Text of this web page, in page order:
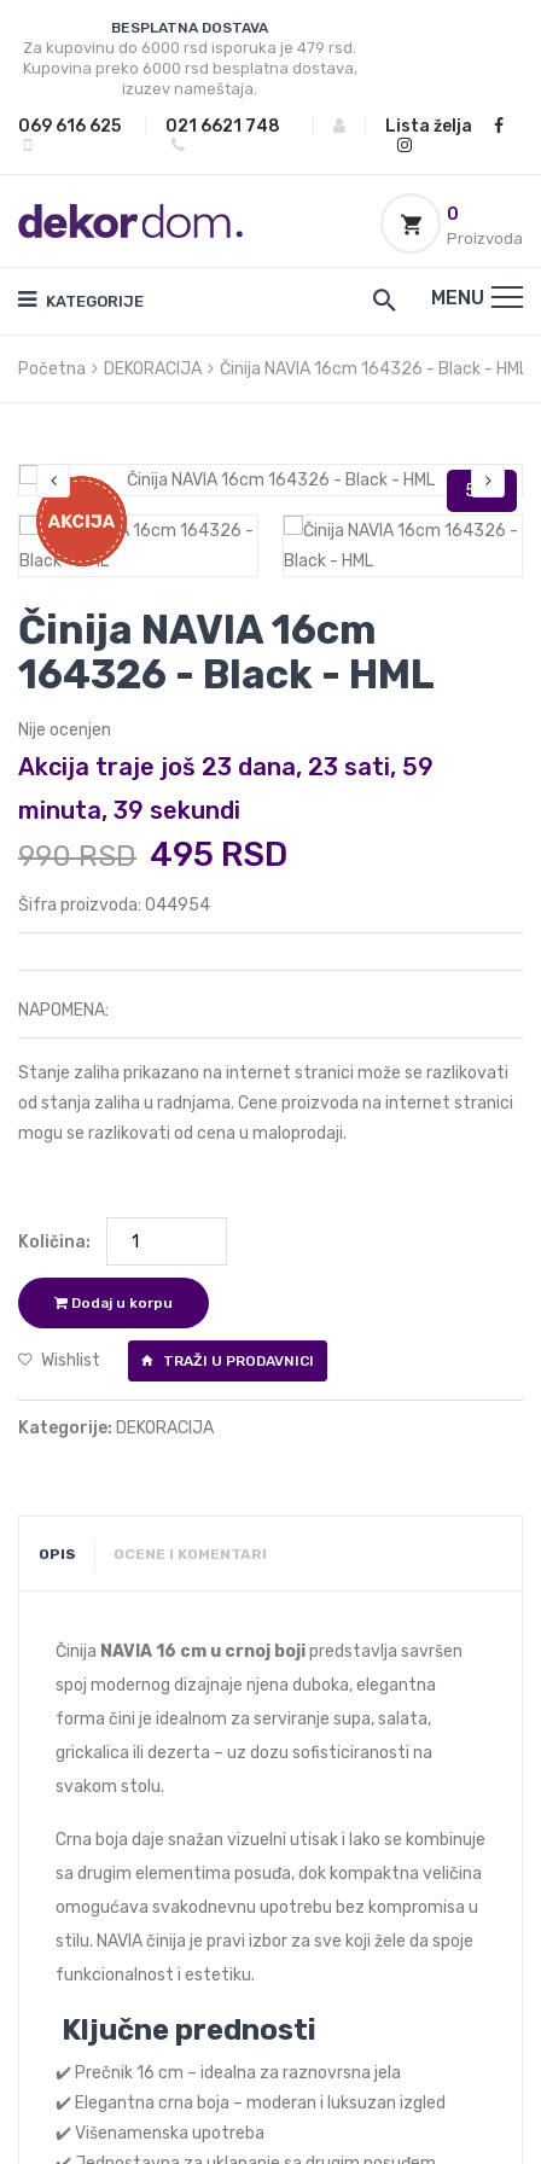
BESPLATNA DOSTAVA
Za kupovinu do 6000 rsd isporuka je 479 rsd.
Kupovina preko 6000 rsd besplatna dostava,
izuzev nameštaja.
069 616 625 021 6621 748 Lista želja
0
Proizvoda
KATEGORIJE MENU
Početna DEKORACIJA Činija NAVIA 16cm 164326 - Black - HML
Činija NAVIA 16cm
164326 - Black - HML
Nije ocenjen
Akcija traje još 23 dana, 23 sati, 59
minuta, 38 sekundi
990 RSD 495 RSD
Šifra proizvoda: 044954
NAPOMENA:
Stanje zaliha prikazano na internet stranici može se razlikovati
od stanja zaliha u radnjama. Cene proizvoda na internet stranici
mogu se razlikovati od cena u maloprodaji.
Količina:
Dodaj u korpu
Wishlist TRAŽI U PRODAVNICI
Kategorije: DEKORACIJA
OPIS OCENE I KOMENTARI
Činija NAVIA 16 cm u crnoj bojipredstavlja savršen
spoj modernog dizajnaje njena duboka, elegantna
forma čini je idealnom za serviranje supa, salata,
grickalica ili dezerta – uz dozu sofisticiranosti na
svakom stolu.
Crna boja daje snažan vizuelni utisak i lako se kombinuje
sa drugim elementima posuđa, dok kompaktna veličina
omogućava svakodnevnu upotrebu bez kompromisa u
stilu. NAVIA činija je pravi izbor za sve koji žele da spoje
funkcionalnost i estetiku.
Ključne prednosti
✔️ Prečnik 16 cm – idealna za raznovrsna jela
✔️ Elegantna crna boja – moderan i luksuzan izgled
✔️ Višenamenska upotreba